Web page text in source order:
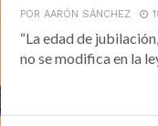
POR AARÓN SÁNCHEZ
“La edad de
no se modifica en la